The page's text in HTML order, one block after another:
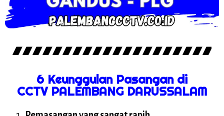
6 Keunggulan Pasangan di
CCTV PALEMBANG DARUSSALAM